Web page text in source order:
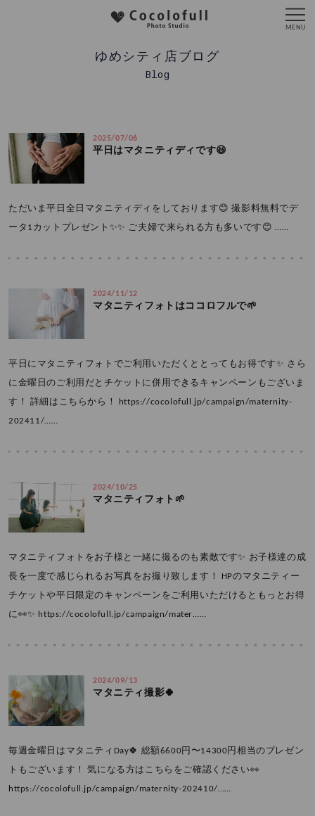
ゆめシティ店ブログ
Blog
2025/07/06
平日はマタニティディです😆
ただいま平日全日マタニティディをしております😊 撮影料無料でデ
ータ1カットプレゼント✨✨ ご夫婦で来られる方も多いです😊 ……
2024/11/12
マタニティフォトはココロフルで🌱
平日にマタニティフォトでご利用いただくととってもお得です✨ さら
に金曜日のご利用だとチケットに併用できるキャンペーンもございま
す！ 詳細はこちらから！ https://cocolofull.jp/campaign/maternity-
202411/……
2024/10/25
マタニティフォト🌱
マタニティフォトをお子様と一緒に撮るのも素敵です✨ お子様達の成
長を一度で感じられるお写真をお撮り致します！ HPのマタニティー
チケットや平日限定のキャンペーンをご利用いただけるともっとお得
に👀✨ https://cocolofull.jp/campaign/mater……
2024/09/13
マタニティ撮影🍀
毎週金曜日はマタニティDay🍀 総額6600円〜14300円相当のプレゼン
トもございます！ 気になる方はこちらをご確認ください👀
https://cocolofull.jp/campaign/maternity-202410/……